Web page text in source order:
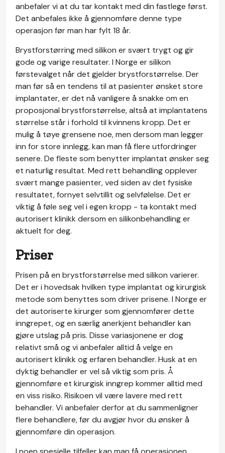
anbefaler vi at du tar kontakt med din fastlege først.
Det anbefales ikke å gjennomføre denne type
operasjon før man har fylt 18 år.
Brystforstørring med silikon er svært trygt og gir
gode og varige resultater. I Norge er silikon
førstevalget når det gjelder brystforstørrelse. Der
man før så en tendens til at pasienter ønsket store
implantater, er det nå vanligere å snakke om en
proposjonal brystforstørrelse, altså at implantatens
størrelse står i forhold til kvinnens kropp. Det er
mulig å tøye grensene noe, men dersom man legger
inn for store innlegg, kan man få flere utfordringer
senere. De fleste som benytter implantat ønsker seg
et naturlig resultat. Med rett behandling opplever
svært mange pasienter, ved siden av det fysiske
resultatet, fornyet selvtillit og selvfølelse. Det er
viktig å føle seg vel i egen kropp - ta kontakt med
autorisert klinikk dersom en silikonbehandling er
aktuelt for deg.
Priser
Prisen på en brystforstørrelse med silikon varierer.
Det er i hovedsak hvilken type implantat og kirurgisk
metode som benyttes som driver prisene. I Norge er
det autoriserte kirurger som gjennomfører dette
inngrepet, og en særlig anerkjent behandler kan
gjøre utslag på pris. Disse variasjonene er dog
relativt små og vi anbefaler alltid å velge en
autorisert klinikk og erfaren behandler. Husk at en
dyktig behandler er vel så viktig som pris. Å
gjennomføre et kirurgisk inngrep kommer alltid med
en viss risiko. Risikoen vil være lavere med rett
behandler. Vi anbefaler derfor at du sammenligner
flere behandlere, før du avgjør hvor du ønsker å
gjennomføre din operasjon.